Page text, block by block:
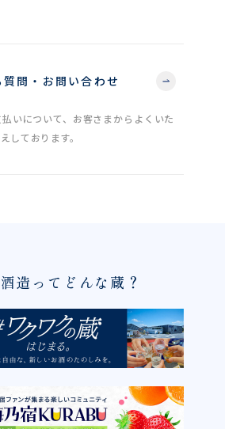
質問・お問い合わせ
いについて、お客さまからよくいた
しております。
造ってどんな蔵？